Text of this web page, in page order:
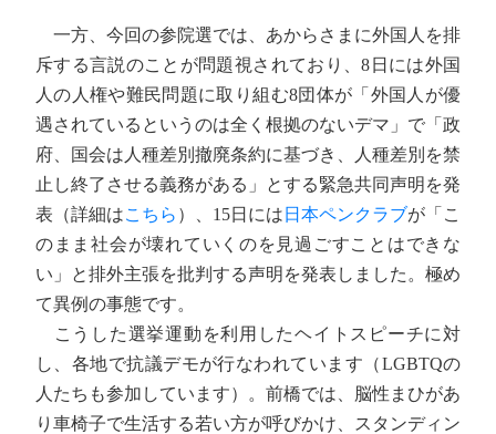
一方、今回の参院選では、あからさまに外国人を排
斥する言説のことが問題視されており、8日には外国
人の人権や難民問題に取り組む8団体が「外国人が優
遇されているというのは全く根拠のないデマ」で「政
府、国会は人種差別撤廃条約に基づき、人種差別を禁
止し終了させる義務がある」とする緊急共同声明を発
表（詳細はこちら ）、15日には 日本ペンクラブが「こ
のまま社会が壊れていくのを見過ごすことはできな
い」と排外主張を批判する声明を発表しました。極め
て異例の事態です。
こうした選挙運動を利用したヘイトスピーチに対
し、各地で抗議デモが行なわれています（LGBTQの
人たちも参加しています）。前橋では、脳性まひがあ
り車椅子で生活する若い方が呼びかけ、スタンディン